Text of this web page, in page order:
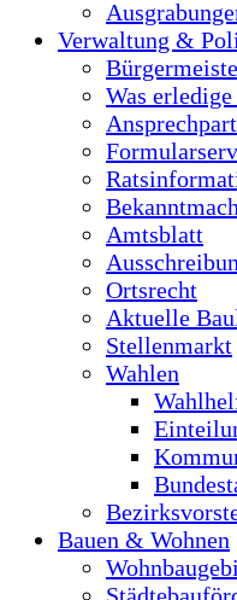
Verwaltung &
Was
Amtsblatt
Ortsrecht
Aktuelle
Stellenmarkt
Wahlen
Bauen & Wohnen